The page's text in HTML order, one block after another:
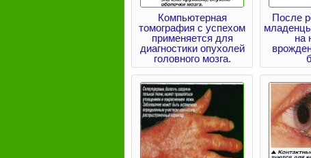
Компьютерная
томография с успехом
применяется для
диагностики опухолей
головного мозга.
После
на